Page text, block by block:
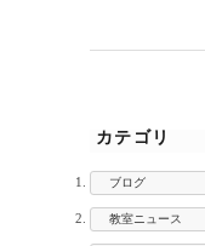
カテゴリ
ブログ
教室ニュース